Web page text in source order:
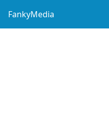
FankyMedia